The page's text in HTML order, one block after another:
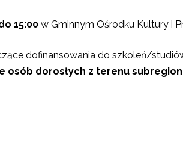
15:00 w Gminnym Ośrodku Kultury i
dofinansowania do szkoleń/
dorosłych z terenu